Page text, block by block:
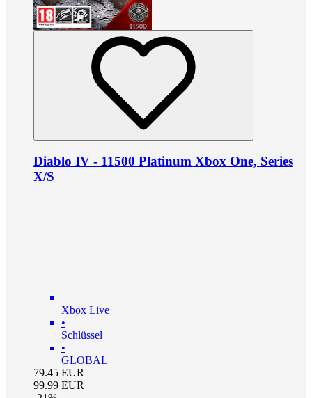
Diablo IV - 11500 Platinum Xbox One, Series
X/S
Xbox Live
•
Schlüssel
•
GLOBAL
79.45 EUR
99.99 EUR